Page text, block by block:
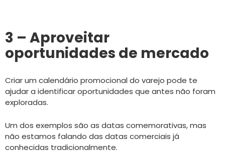
3 – Aproveitar
oportunidades de mercado
Criar um calendário promocional do varejo pode te
ajudar a identificar oportunidades que antes não foram
exploradas.
Um dos exemplos são as datas comemorativas, mas
não estamos falando das datas comerciais já
conhecidas tradicionalmente.